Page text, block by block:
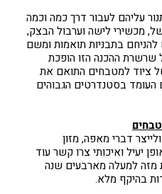
עליהם לעבור דרך כמה וכמה
מכשירי לישה וערבול הבצק,
בתבניות תואמות ומשם
שרשרת ההכנה הזו הופכת
ציוד למטבחים התואם את
העומד בסטנדרטים הגבוהים
דברי מאפה, מזון
יעיל ואיכותי צרו קשר עוד
מזה למעלה מארבעים שנה
בהיקף מלא.